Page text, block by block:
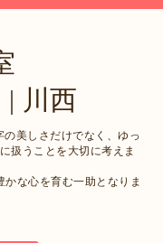
| 川西
の美しさだけでなく、ゆっ
扱うことを大切に考えま
な心を育む一助となりま